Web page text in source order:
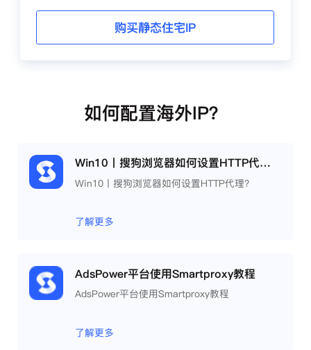
购买静态住宅IP
如何配置海外IP？
Win10丨搜狗浏览器如何设置HTTP代理？
Win10丨搜狗浏览器如何设置HTTP代理？
了解更多
AdsPower平台使用Smartproxy教程
AdsPower平台使用Smartproxy教程
了解更多